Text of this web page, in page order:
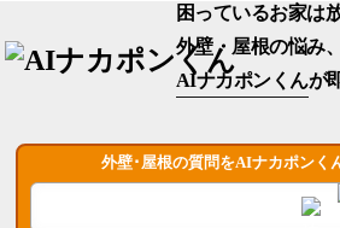
困っているお家は
外壁・屋根の悩み
AIナカポンくんが
外壁･屋根の質問をAIナカポンく